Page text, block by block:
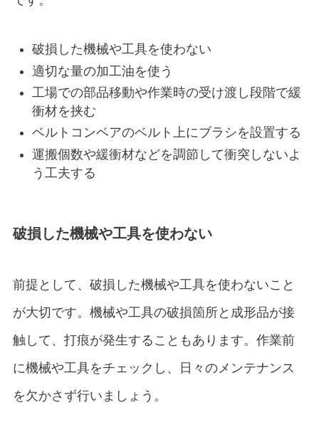
破損した機械や工具を使わない
適切な量の加工油を使う
工場での部品移動や作業時の受け渡し段階で緩
衝材を挟む
ベルトコンベアのベルト上にブラシを設置する
運搬個数や緩衝材などを調節して衝突しないよ
う工夫する
破損した機械や工具を使わない
前提として、破損した機械や工具を使わないこと
が大切です。機械や工具の破損箇所と成形品が接
触して、打痕が発生することもあります。作業前
に機械や工具をチェックし、日々のメンテナンス
を欠かさず行いましょう。